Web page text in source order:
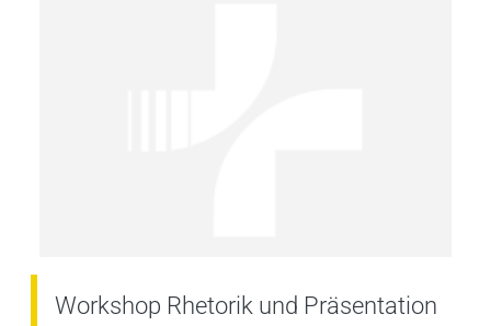
Workshop Rhetorik und Präsentation